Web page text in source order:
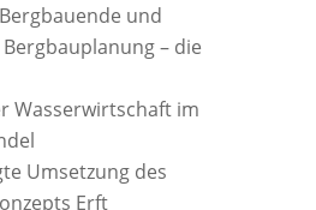
und
– die
Wasserwirtschaft im
Umsetzung des
Erft